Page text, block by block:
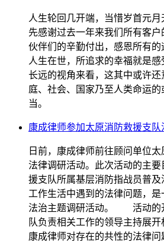
人生轮回几开端，当惜岁首元
先感谢过去一年来我们所有客
伙伴们的辛勤付出，感恩所有的
人生在世，所追求的幸福就是
长远的视角来看，这其中或许
庭、社会、国家乃至人类命运
当。
康成律师参加太原消防救援支
日前，康成律师前往顾问单位
法律调研活动。此次活动的主
援支队所属基层消防指战员普
工作生活中遇到的法律问题，
法治主题调研活动。 活动的
队负责相关工作的领导主持展
康成律师对存在的共性的法律